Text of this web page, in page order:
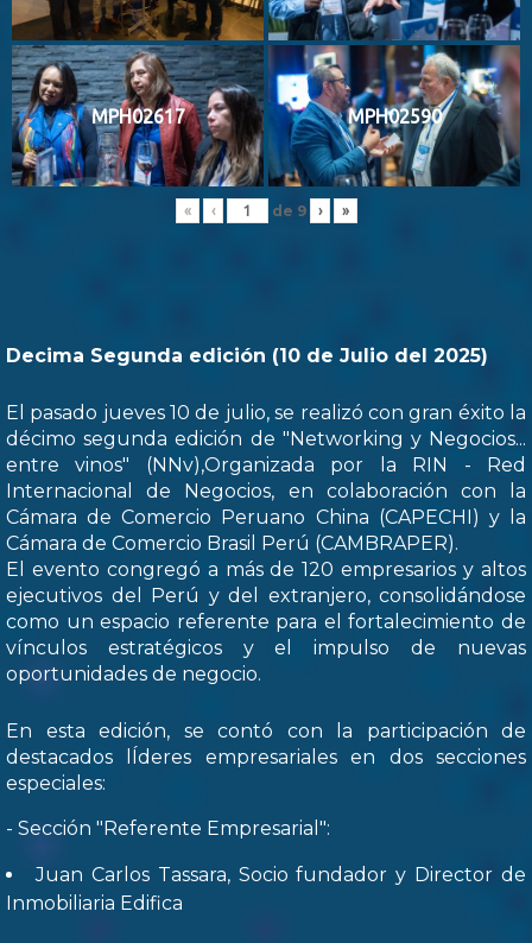
MPH02617 MPH02590
« ‹ de 9 › »
Decima Segunda edición (10 de Julio del 2025)
El pasado jueves 10 de julio, se realizó con gran éxito la
décimo segunda edición de "Networking y Negocios...
entre vinos" (NNv),Organizada por la RIN - Red
Internacional de Negocios, en colaboración con la
Cámara de Comercio Peruano China (CAPECHI) y la
Cámara de Comercio Brasil Perú (CAMBRAPER).
El evento congregó a más de 120 empresarios y altos
ejecutivos del Perú y del extranjero, consolidándose
como un espacio referente para el fortalecimiento de
vínculos estratégicos y el impulso de nuevas
oportunidades de negocio.
En esta edición, se contó con la participación de
destacados lÍderes empresariales en dos secciones
especiales:
- Sección "Referente Empresarial":
Juan Carlos Tassara, Socio fundador y Director de
Inmobiliaria Edifica